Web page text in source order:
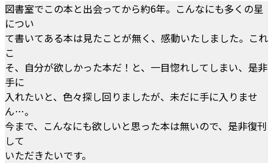
図書室でこの本と出会ってから約6年。こんなにも多くの星
につい
て書いてある本は見たことが無く、感動いたしました。これ
こ
そ、自分が欲しかった本だ！と、一目惚れしてしまい、是非
手に
入れたいと、色々探し回りましたが、未だに手に入りませ
ん…。
今まで、こんなにも欲しいと思った本は無いので、是非復刊
して
いただきたいです。